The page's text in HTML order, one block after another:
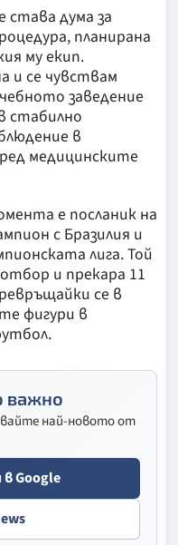
става дума за
планирана
му екип.
и се чувствам
заведение
стабилно
в
медицинските
е посланик на
с Бразилия и
лига. Той
и прекара 11
се в
фигури в
важно
най-новото от
Google